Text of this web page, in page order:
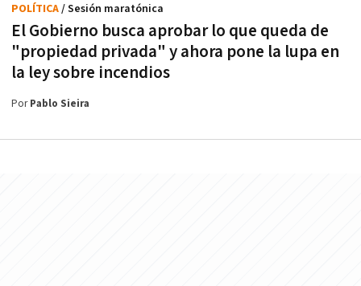
El Gobierno busca aprobar lo que queda de
"propiedad privada" y ahora pone la lupa en
la ley sobre incendios
POLÍTICA/ Sesión maratónica
PorPablo Sieira